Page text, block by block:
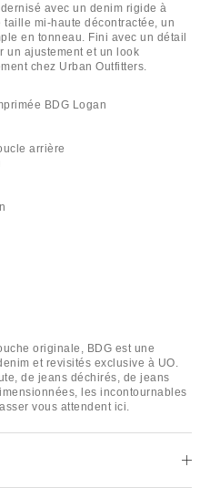
avec un denim rigide à
mi-haute décontractée, un
en tonneau. Fini avec un détail
un ajustement et un look
chez Urban Outfitters.
BDG Logan
arrière
originale, BDG est une
et revisités exclusive à UO.
de jeans déchirés, de jeans
les incontournables
vous attendent ici.